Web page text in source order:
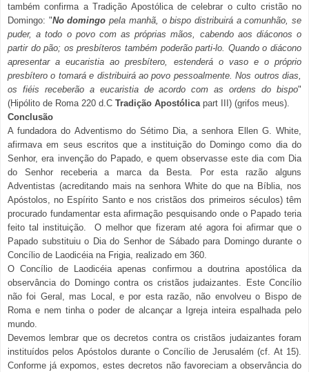
também confirma a Tradição Apostólica de celebrar o culto cristão no
Domingo: "No domingo pela manhã, o bispo distribuirá a comunhão, se
puder, a todo o povo com as próprias mãos, cabendo aos diáconos o
partir do pão; os presbíteros também poderão parti-lo. Quando o diácono
apresentar a eucaristia ao presbítero, estenderá o vaso e o próprio
presbítero o tomará e distribuirá ao povo pessoalmente. Nos outros dias,
os fiéis receberão a eucaristia de acordo com as ordens do bispo"
(Hipólito de Roma 220 d.C Tradição Apostólica part III) (grifos meus).
Conclusão
A fundadora do Adventismo do Sétimo Dia, a senhora Ellen G. White,
afirmava em seus escritos que a instituição do Domingo como dia do
Senhor, era invenção do Papado, e quem observasse este dia com Dia
do Senhor receberia a marca da Besta. Por esta razão alguns
Adventistas (acreditando mais na senhora White do que na Bíblia, nos
Apóstolos, no Espírito Santo e nos cristãos dos primeiros séculos) têm
procurado fundamentar esta afirmação pesquisando onde o Papado teria
feito tal instituição. O melhor que fizeram até agora foi afirmar que o
Papado substituiu o Dia do Senhor de Sábado para Domingo durante o
Concílio de Laodicéia na Frigia, realizado em 360.
O Concílio de Laodicéia apenas confirmou a doutrina apostólica da
observância do Domingo contra os cristãos judaizantes. Este Concílio
não foi Geral, mas Local, e por esta razão, não envolveu o Bispo de
Roma e nem tinha o poder de alcançar a Igreja inteira espalhada pelo
mundo.
Devemos lembrar que os decretos contra os cristãos judaizantes foram
instituídos pelos Apóstolos durante o Concílio de Jerusalém (cf. At 15).
Conforme já expomos, estes decretos não favoreciam a observância do